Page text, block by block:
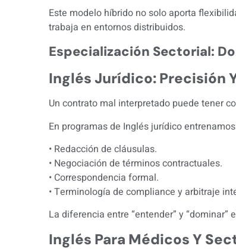
Este modelo híbrido no solo aporta
trabaja en entornos distribuidos.
Especialización Sectorial:
Inglés Jurídico: Precisión
Un contrato mal interpretado puede tener
En programas de Inglés jurídico
• Redacción de cláusulas.
• Negociación de términos contractuales.
• Correspondencia formal.
• Terminología de compliance y arbitraje
La diferencia entre “entender” y “dominar”
Inglés Para Médicos Y